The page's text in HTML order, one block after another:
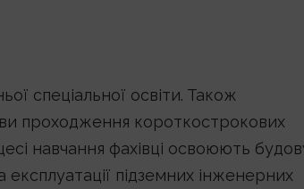
спеціальної освіти. Також
проходження короткострокових
навчання фахівці освоюють
підземних інженерних